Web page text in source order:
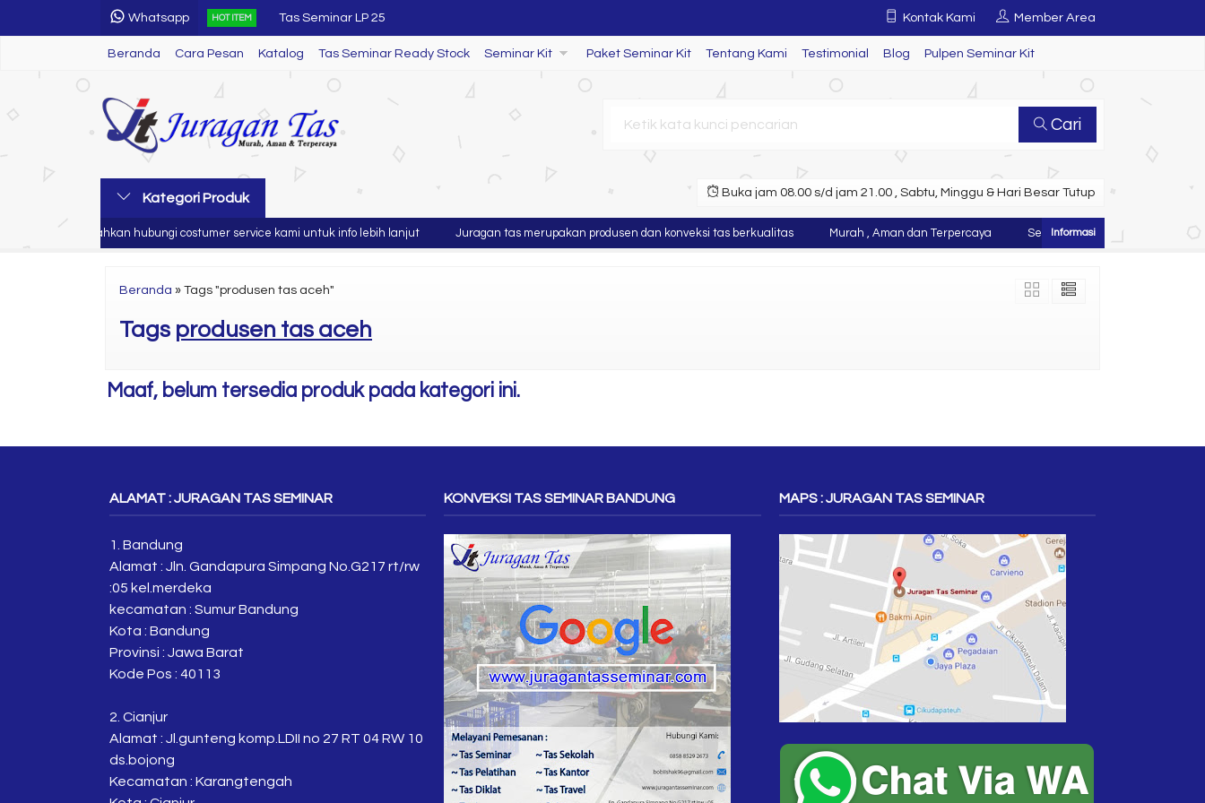
Whatsapp HOT ITEM Tas Seminar LP 25
Name Tag Seminar Kit
Tumbler Led
Tas Seminar SL 26
Tas Seminar SL 52
Tas Ransel TK
Kontak Kami Member Area
Beranda Cara Pesan Katalog Tas Seminar Ready Stock Seminar Kit Paket Seminar Kit Tentang Kami Testimonial Blog Pulpen Seminar Kit
Cari
Kategori Produk Buka jam 08.00 s/d jam 21.00 , Sabtu, Minggu & Hari Besar Tutup
Silahkan hubungi costumer service kami untuk info lebih lanjut Juragan tas merupakan produsen dan konveksi tas berkualitas Murah , Aman dan Terpercaya Selamat Datang di Website
Beranda » Tags "produsen tas aceh"
Tags produsen tas aceh
Maaf, belum tersedia produk pada kategori ini.
ALAMAT : JURAGAN TAS SEMINAR
1. Bandung
Alamat : Jln. Gandapura Simpang No.G217 rt/rw
:05 kel.merdeka
kecamatan : Sumur Bandung
Kota : Bandung
Provinsi : Jawa Barat
Kode Pos : 40113
2. Cianjur
Alamat : Jl.gunteng komp.LDII no 27 RT 04 RW 10
ds.bojong
Kecamatan : Karangtengah
KONVEKSI TAS SEMINAR BANDUNG MAPS : JURAGAN TAS SEMINAR